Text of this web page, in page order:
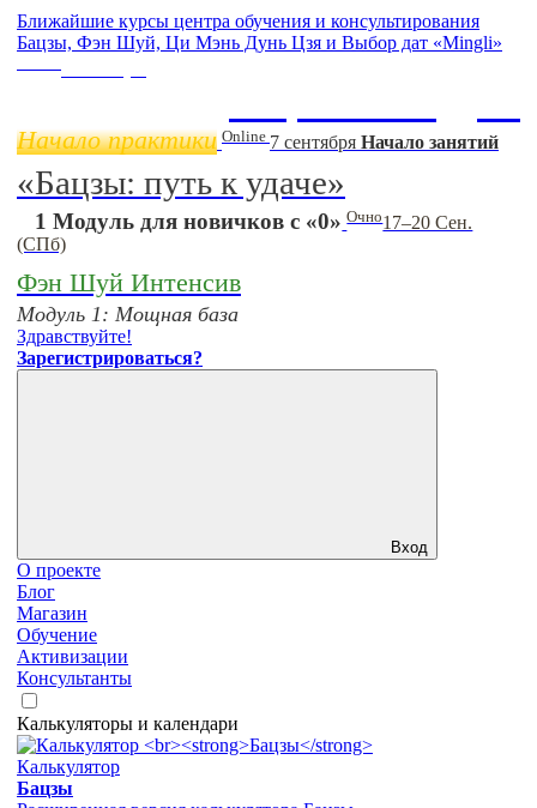
Ближайшие курсы центра обучения и консультирования
Бацзы, Фэн Шуй, Ци Мэнь Дунь Цзя и Выбор дат «Mingli»
Начало практики Online 7 сентября Начало занятий
«Бацзы: путь к удаче»
1 Модуль для новичков с «0» Очно17–20 Сен.
(СПб)
Фэн Шуй Интенсив
Модуль 1: Мощная база
Здравствуйте!
Зарегистрироваться?
Вход
О проекте
Блог
Магазин
Обучение
Активизации
Консультанты
Калькуляторы и календари
Калькулятор
Бацзы